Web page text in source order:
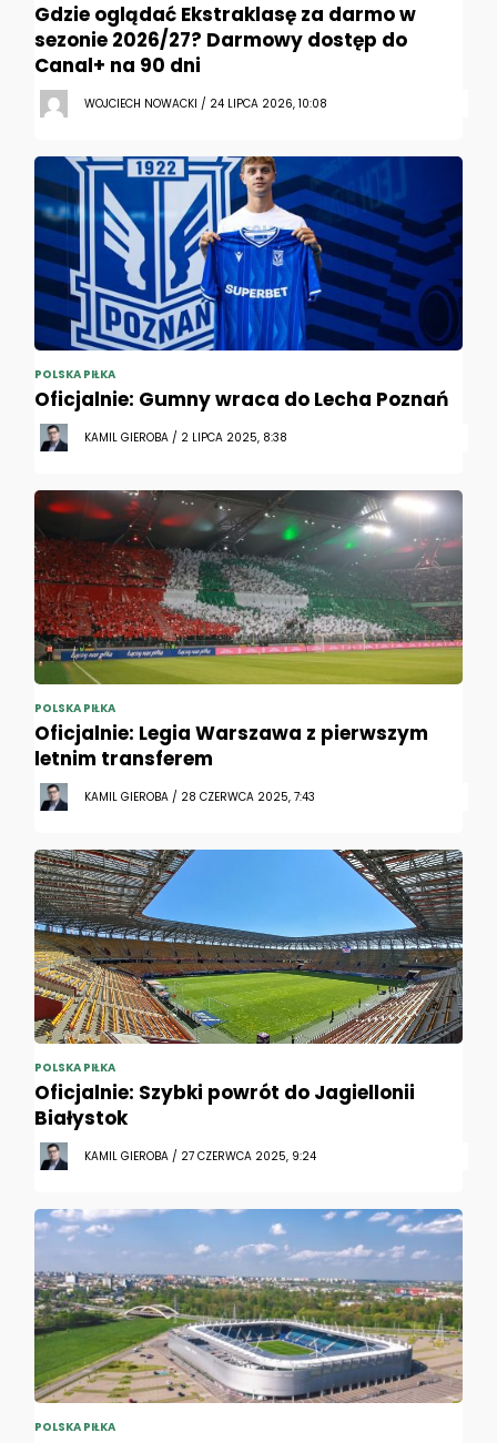
Gdzie oglądać Ekstraklasę za darmo w
sezonie 2026/27? Darmowy dostęp do
Canal+ na 90 dni
WOJCIECH NOWACKI / 24 LIPCA 2026, 10:08
POLSKA PIŁKA
Oficjalnie: Gumny wraca do Lecha Poznań
KAMIL GIEROBA / 2 LIPCA 2025, 8:38
POLSKA PIŁKA
Oficjalnie: Legia Warszawa z pierwszym
letnim transferem
KAMIL GIEROBA / 28 CZERWCA 2025, 7:43
POLSKA PIŁKA
Oficjalnie: Szybki powrót do Jagiellonii
Białystok
KAMIL GIEROBA / 27 CZERWCA 2025, 9:24
POLSKA PIŁKA